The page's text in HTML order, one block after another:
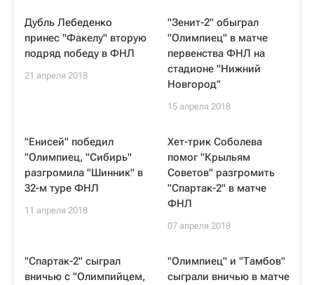
Дубль Лебеденко
принес "Факелу" вторую
подряд победу в ФНЛ
21 апреля 2018
"Зенит-2" обыграл
"Олимпиец" в матче
первенства ФНЛ на
стадионе "Нижний
Новгород"
15 апреля 2018
"Енисей" победил
"Олимпиец, "Сибирь"
разгромила "Шинник" в
32-м туре ФНЛ
11 апреля 2018
Хет-трик Соболева
помог "Крыльям
Советов" разгромить
"Спартак-2" в матче
ФНЛ
07 апреля 2018
"Спартак-2" сыграл
вничью с "Олимпийцем,
"Олимпиец" и "Тамбов"
сыграли вничью в матче